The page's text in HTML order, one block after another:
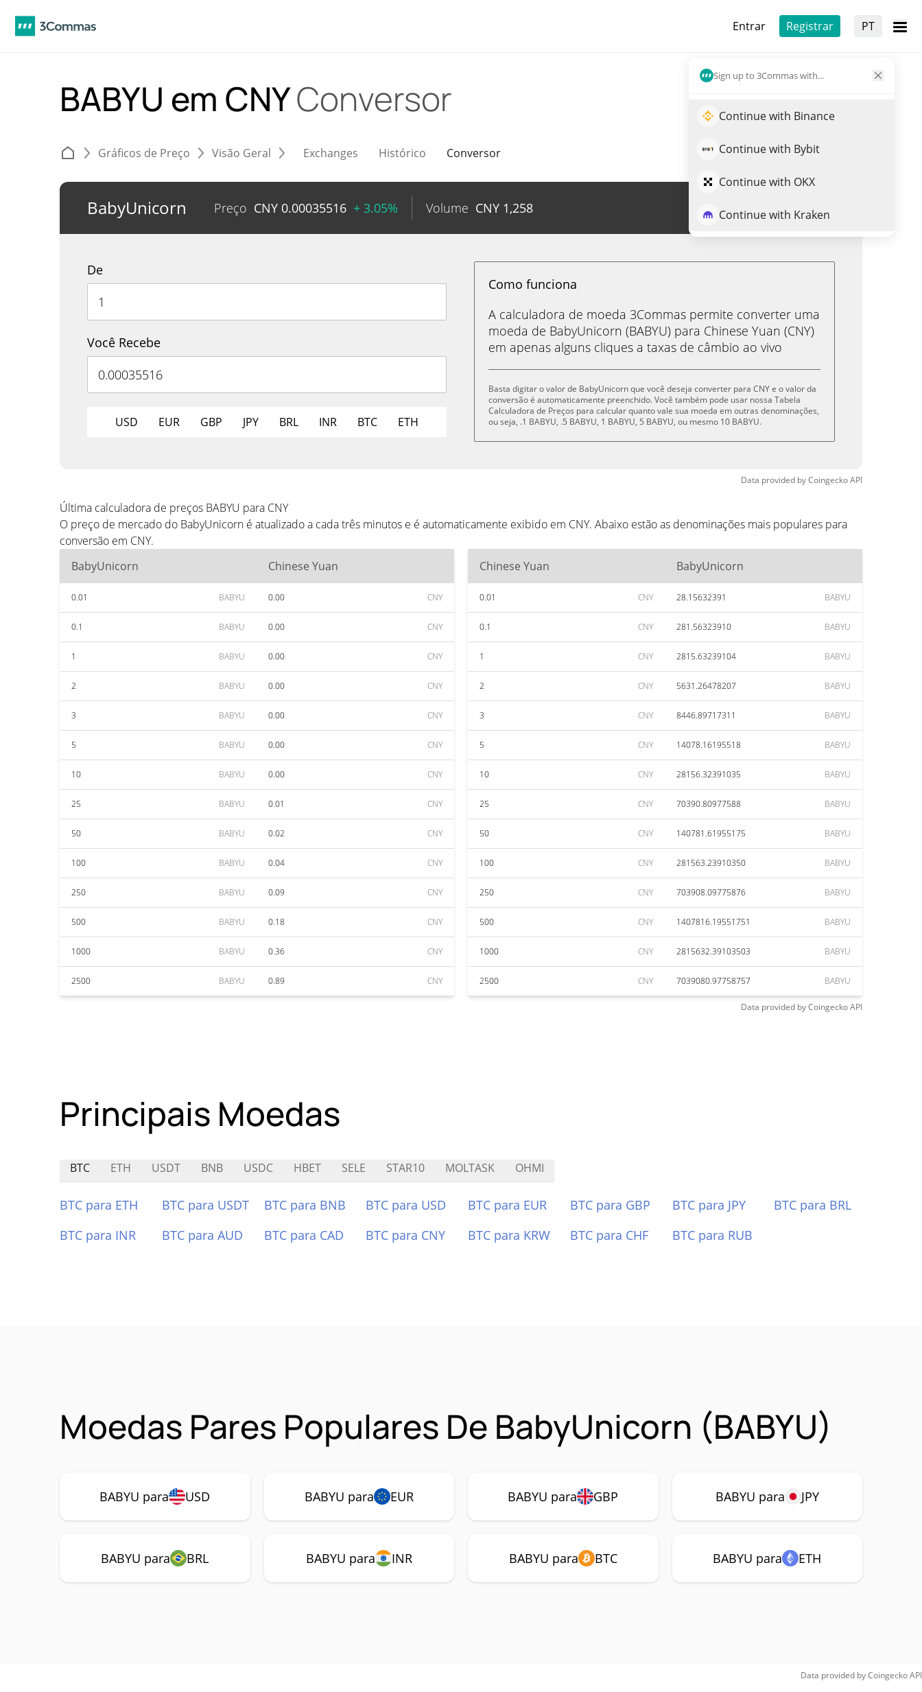
Entrar Registrar PT
Sign up to 3Commas with...
Continue with Binance
Continue with Bybit
Continue with OKX
Continue with Kraken
BABYU em CNYConversor
Gráficos de Preço Visão Geral Exchanges Histórico Conversor
BabyUnicorn Preço CNY 0.00035516 + 3.05% Volume CNY 1,258 Trade de BABYU
De
Você Recebe
USD EUR GBP JPY BRL INR BTC ETH
Como funciona
A calculadora de moeda 3Commas permite converter uma
moeda de BabyUnicorn (BABYU) para Chinese Yuan (CNY)
em apenas alguns cliques a taxas de câmbio ao vivo
Basta digitar o valor de BabyUnicorn que você deseja converter para CNY e o valor da
conversão é automaticamente preenchido. Você também pode usar nossa Tabela
Calculadora de Preços para calcular quanto vale sua moeda em outras denominações,
ou seja, .1 BABYU, .5 BABYU, 1 BABYU, 5 BABYU, ou mesmo 10 BABYU.
Data provided byCoingeckoAPI
Última calculadora de preços BABYU para CNY
O preço de mercado do BabyUnicorn é atualizado a cada três minutos e é automaticamente exibido em CNY. Abaixo estão as denominações mais populares para
conversão em CNY.
BabyUnicorn
Chinese Yuan
0.01 BABYU 0.00 CNY
0.1 BABYU 0.00 CNY
1 BABYU 0.00 CNY
2 BABYU 0.00 CNY
3 BABYU 0.00 CNY
5 BABYU 0.00 CNY
10 BABYU 0.00 CNY
25 BABYU 0.01 CNY
50 BABYU 0.02 CNY
100 BABYU 0.04 CNY
250 BABYU 0.09 CNY
500 BABYU 0.18 CNY
1000 BABYU 0.36 CNY
2500 BABYU 0.89 CNY
Chinese Yuan BabyUnicorn
0.01 CNY 28.15632391 BABYU
0.1 CNY 281.56323910 BABYU
1 CNY 2815.63239104 BABYU
2 CNY 5631.26478207 BABYU
3 CNY 8446.89717311 BABYU
5 CNY 14078.16195518 BABYU
10 CNY 28156.32391035 BABYU
25 CNY 70390.80977588 BABYU
50 CNY 140781.61955175 BABYU
100 CNY 281563.23910350 BABYU
250 CNY 703908.09775876 BABYU
500 CNY 1407816.19551751 BABYU
1000 CNY 2815632.39103503 BABYU
2500 CNY 7039080.97758757 BABYU
Data provided byCoingeckoAPI
Principais Moedas
BTC ETH USDT BNB USDC HBET SELE STAR10 MOLTASK OHMI
BTC para ETH BTC para USDT BTC para BNB BTC para USD BTC para EUR BTC para GBP BTC para JPY
BTC para BRL
BTC para INR
BTC para AUD BTC para CAD BTC para CNY BTC para KRW BTC para CHF BTC para RUB
Moedas Pares Populares De BabyUnicorn (BABYU)
BABYU para USD BABYU para EUR BABYU para GBP BABYU para JPY
BABYU para BRL BABYU para INR BABYU para BTC BABYU para ETH
Data provided byCoingeckoAPI